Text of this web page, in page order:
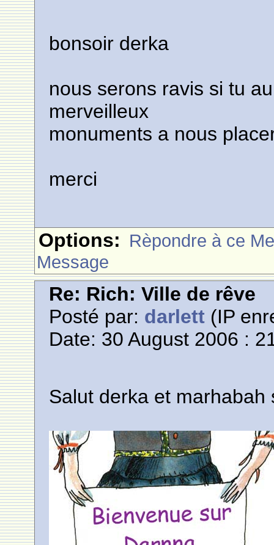
bonsoir derka
nous serons ravis si tu
merveilleux
monuments a nous
merci
Options: Rèpondre à ce
Message
Re: Rich: Ville de rêve
Posté par: darlett (IP
Date: 30 August 2006 :
Salut derka et marhabah